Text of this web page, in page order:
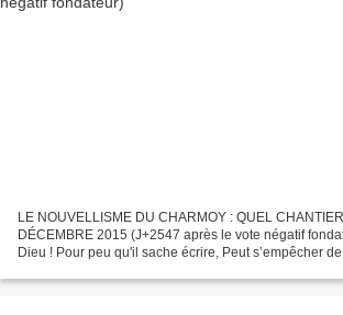
LE NOUVELLISME DU CHARMOY : QUEL
DÉCEMBRE 2015 (J+2547 après le vote négatif
Dieu ! Pour peu qu'il sache écrire, Peut s’empêcher